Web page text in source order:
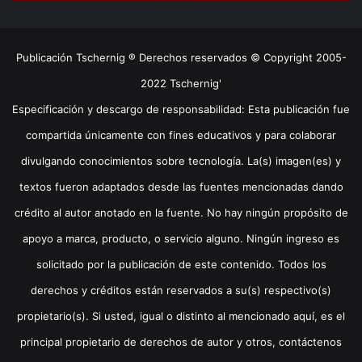
Publicación Tschernig ® Derechos reservados © Copyright 2005-
2022 Tschernig'
Especificación y descargo de responsabilidad: Esta publicación fue
compartida únicamente con fines educativos y para colaborar
divulgando conocimientos sobre tecnología. La(s) imagen(es) y
textos fueron adaptados desde las fuentes mencionadas dando
crédito al autor anotado en la fuente. No hay ningún propósito de
apoyo a marca, producto, o servicio alguno. Ningún ingreso es
solicitado por la publicación de este contenido. Todos los
derechos y créditos están reservados a su(s) respectivo(s)
propietario(s). Si usted, igual o distinto al mencionado aquí, es el
principal propietario de derechos de autor y otros, contáctenos